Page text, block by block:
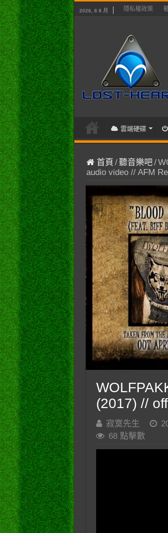
2026, 8 8 月 隱私權政策
雲端硬碟
首頁 /聽音樂吧/
audio video // AFM
(2017) //
寂寞先生
68 點擊數